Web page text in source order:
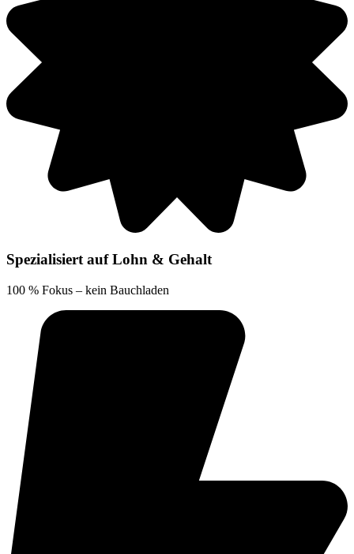
Spezialisiert auf Lohn & Gehalt
100 % Fokus – kein Bauchladen